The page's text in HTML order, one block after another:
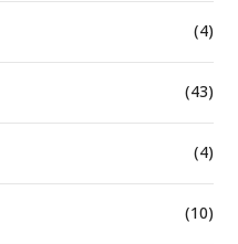
(4)
(43)
(4)
(10)